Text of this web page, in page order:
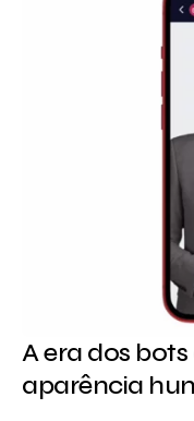
A era dos
aparência